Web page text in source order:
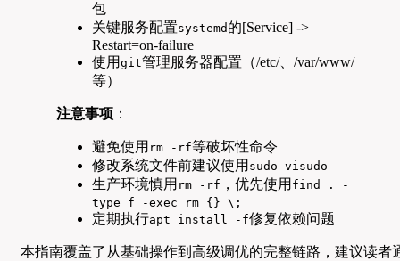
包
关键服务配置systemd 的[Service] ->
Restart=on-failure
使用 git管理服务器配置（/etc/、/var/www/
等）
注意事项 ：
避免使用 rm -rf等破坏性命令
修改系统文件前建议使用 sudo visudo
生产环境慎用 rm -rf ，优先使用 find . -
type f -exec rm {} \;
定期执行apt install -f修复依赖问题
本指南覆盖了从基础操作到高级调优的完整链路，建议读者